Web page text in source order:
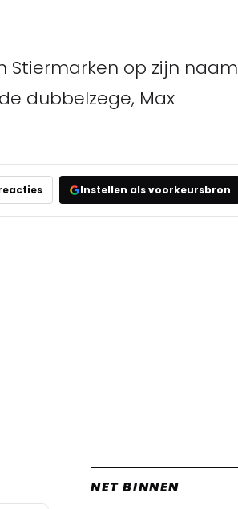
Stiermarken op zijn naam
dubbelzege, Max
Instellen als voorkeursbron
NET BINNEN